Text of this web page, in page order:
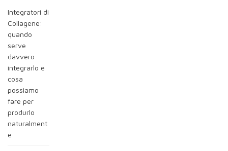
Integratori di
Collagene:
quando
serve
davvero
integrarlo e
cosa
possiamo
fare per
produrlo
naturalment
e